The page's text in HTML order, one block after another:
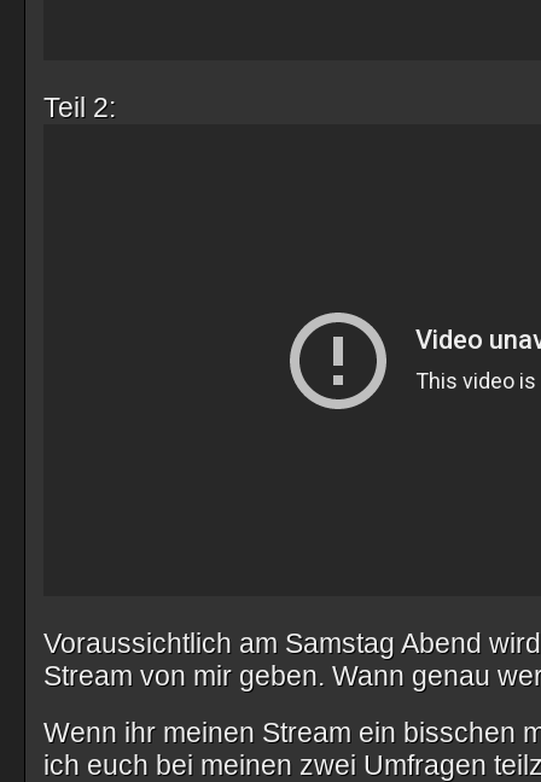
Teil 2:
Voraussichtlich am Samstag Abend
Stream von mir geben. Wann genau
Wenn ihr meinen Stream ein bisschen
ich euch bei meinen zwei Umfragen